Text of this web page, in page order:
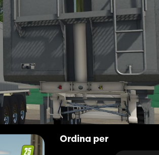
Ordina per